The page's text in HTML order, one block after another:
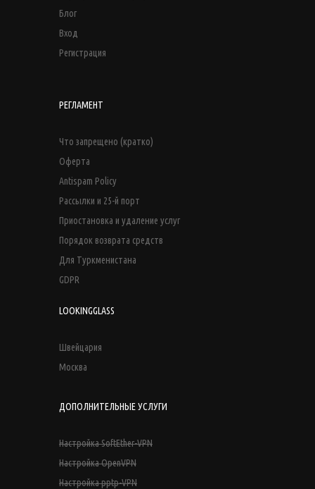
Блог
Вход
Регистрация
РЕГЛАМЕНТ
Что запрещено (кратко)
Оферта
Antispam Policy
Рассылки и 25-й порт
Приостановка и удаление услуг
Порядок возврата средств
Для Туркменистана
GDPR
LOOKINGGLASS
Швейцария
Москва
ДОПОЛНИТЕЛЬНЫЕ УСЛУГИ
Настройка SoftEther-VPN
Настройка OpenVPN
Настройка pptp-VPN